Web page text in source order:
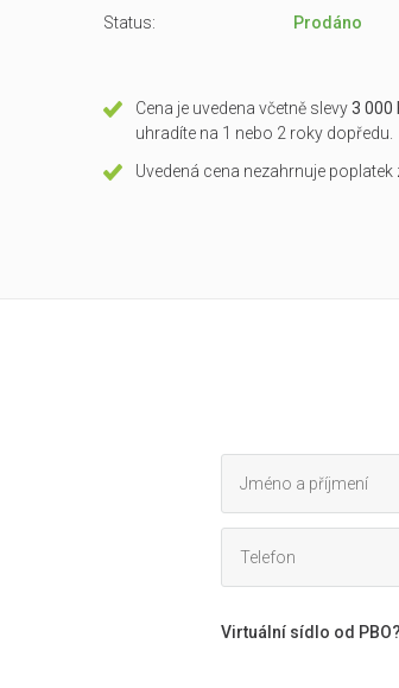
Status:
Prodáno
Cena je uvedena včetně slevy3 000
uhradíte na 1 nebo 2 roky dopředu.
Uvedená cena nezahrnuje
Virtuální sídlo od PBO?